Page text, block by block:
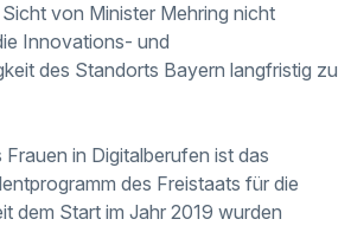
von Minister Mehring nicht
Innovations- und
des Standorts Bayern langfristig zu
in Digitalberufen ist das
des Freistaats für die
dem Start im Jahr 2019 wurden